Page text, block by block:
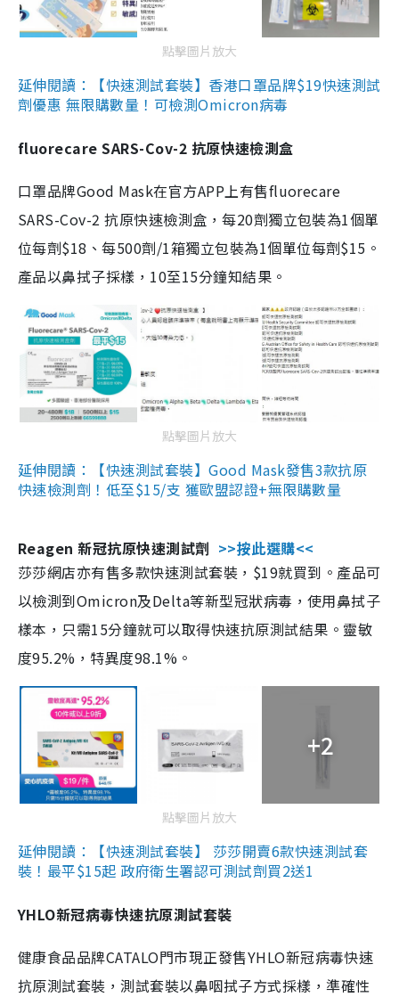
點擊圖片放大
延伸閱讀：【快速測試套裝】香港口罩品牌$19快速測試
劑優惠 無限購數量！可檢測Omicron病毒
fluorecare SARS-Cov-2 抗原快速檢測盒
口罩品牌Good Mask在官方APP上有售fluorecare
SARS-Cov-2 抗原快速檢測盒，每20劑獨立包裝為1個單
位每劑$18、每500劑/1箱獨立包裝為1個單位每劑$15。
產品以鼻拭子採樣，10至15分鐘知結果。
點擊圖片放大
延伸閱讀：【快速測試套裝】Good Mask發售3款抗原
快速檢測劑！低至$15/支 獲歐盟認證+無限購數量
Reagen 新冠抗原快速測試劑 >>按此選購<<
莎莎網店亦有售多款快速測試套裝，$19就買到。產品可
以檢測到Omicron及Delta等新型冠狀病毒，使用鼻拭子
樣本，只需15分鐘就可以取得快速抗原測試結果。靈敏
度95.2%，特異度98.1%。
+2
點擊圖片放大
延伸閱讀：【快速測試套裝】 莎莎開賣6款快速測試套
裝！最平$15起 政府衛生署認可測試劑買2送1
YHLO新冠病毒快速抗原測試套裝
健康食品品牌CATALO門市現正發售YHLO新冠病毒快速
抗原測試套裝，測試套裝以鼻咽拭子方式採樣，準確性